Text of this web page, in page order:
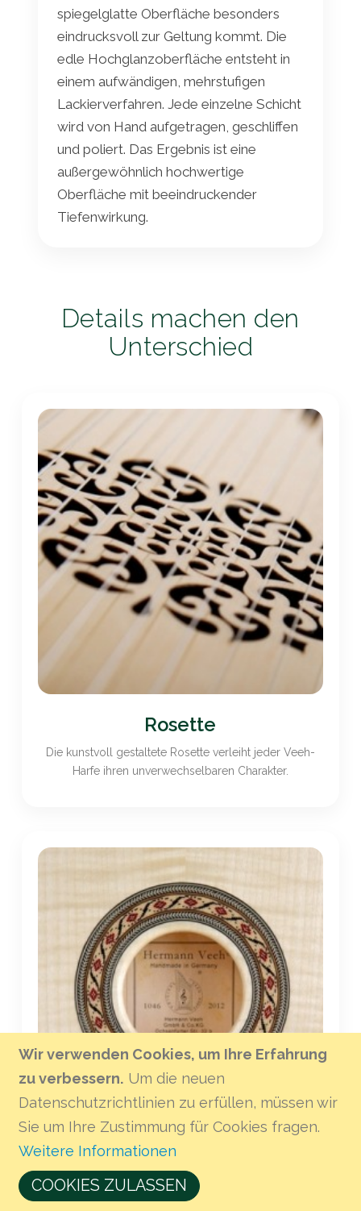
Wir verwenden Cookies, um Ihre Erfahrung
zu verbessern. Um die neuen
Datenschutzrichtlinien zu erfüllen, müssen wir
Sie um Ihre Zustimmung für Cookies fragen.
Weitere Informationen
COOKIES ZULASSEN
spiegelglatte Oberfläche besonders
eindrucksvoll zur Geltung kommt. Die
edle Hochglanzoberfläche entsteht in
einem aufwändigen, mehrstufigen
Lackierverfahren. Jede einzelne Schicht
wird von Hand aufgetragen, geschliffen
und poliert. Das Ergebnis ist eine
außergewöhnlich hochwertige
Oberfläche mit beeindruckender
Tiefenwirkung.
Details machen den
Unterschied
Rosette
Die kunstvoll gestaltete Rosette verleiht jeder Veeh-
Harfe ihren unverwechselbaren Charakter.
Mosaikring
Feine Intarsienarbeiten setzen elegante Akzente und